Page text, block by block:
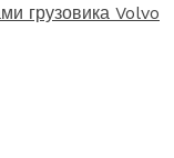
грузовика Volvo